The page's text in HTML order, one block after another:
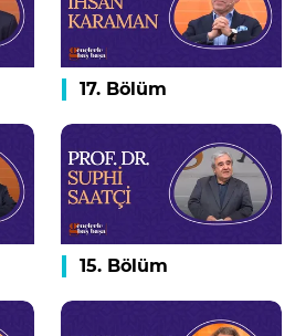
17. Bölüm
15. Bölüm